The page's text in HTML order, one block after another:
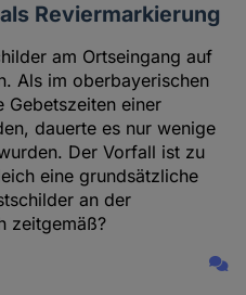
Reviermarkierung
am Ortseingang auf
Als im oberbayerischen
Gebetszeiten einer
dauerte es nur wenige
Der Vorfall ist zu
eine grundsätzliche
an der
zeitgemäß?